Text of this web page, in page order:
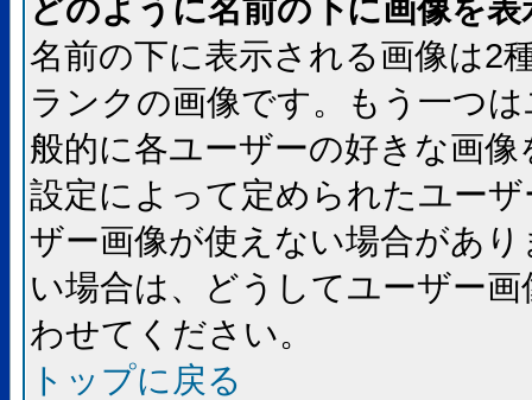
どのように名前の下に画像を
名前の下に表示される画像は2
ランクの画像です。もう一つ
般的に各ユーザーの好きな画
設定によって定められたユー
ザー画像が使えない場合があ
い場合は、どうしてユーザー
わせてください。
トップに戻る